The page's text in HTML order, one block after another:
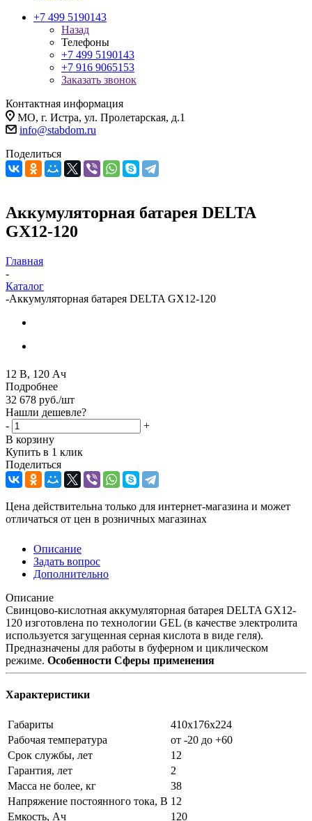
+7 499 5190143
Назад
Телефоны
+7 499 5190143
+7 916 9065153
Заказать звонок
Контактная информация
МО, г. Истра, ул. Пролетарская, д.1
info@stabdom.ru
Поделиться
Аккумуляторная батарея DELTA
GX12-120
Главная
-
Каталог
-Аккумуляторная батарея DELTA GX12-120
12 В, 120 Ач
Подробнее
32 678 руб./шт
Нашли дешевле?
-
+
В корзину
Купить в 1 клик
Поделиться
Цена действительна только для интернет-магазина и может
отличаться от цен в розничных магазинах
Описание
Задать вопрос
Дополнительно
Описание
Свинцово-кислотная аккумуляторная батарея DELTA GX12-
120 изготовлена по технологии GEL (в качестве электролита
используется загущенная серная кислота в виде геля).
Предназначены для работы в буферном и циклическом
режиме. Особенности Сферы применения
Характеристики
Габариты
410x176x224
Рабочая температура
от -20 до +60
Срок службы, лет
12
Гарантия, лет
2
Масса не более, кг
38
Напряжение постоянного тока, В 12
Емкость, Ач
120